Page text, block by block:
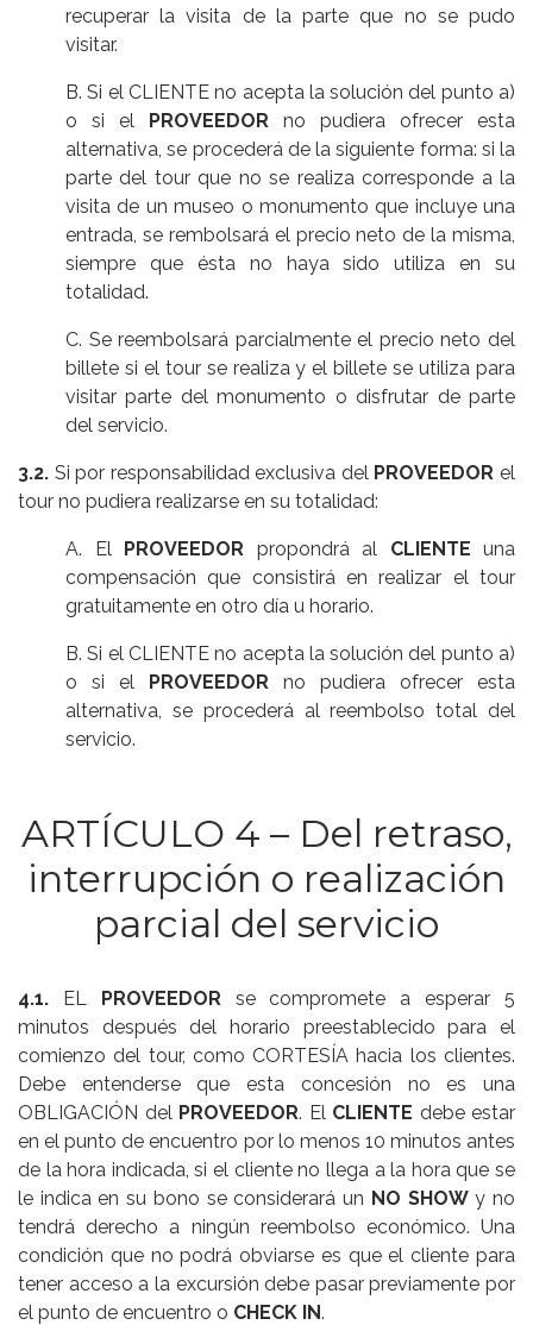
recuperar la visita de la parte que no se pudo
visitar.
B. Si el CLIENTE no acepta la solución del punto a)
o si el PROVEEDOR no pudiera ofrecer esta
alternativa, se procederá de la siguiente forma: si la
parte del tour que no se realiza corresponde a la
visita de un museo o monumento que incluye una
entrada, se rembolsará el precio neto de la misma,
siempre que ésta no haya sido utiliza en su
totalidad.
C. Se reembolsará parcialmente el precio neto del
billete si el tour se realiza y el billete se utiliza para
visitar parte del monumento o disfrutar de parte
del servicio.
3.2. Si por responsabilidad exclusiva del PROVEEDOR el
tour no pudiera realizarse en su totalidad:
A. El PROVEEDOR propondrá al CLIENTE una
compensación que consistirá en realizar el tour
gratuitamente en otro día u horario.
B. Si el CLIENTE no acepta la solución del punto a)
o si el PROVEEDOR no pudiera ofrecer esta
alternativa, se procederá al reembolso total del
servicio.
ARTÍCULO 4 – Del retraso,
interrupción o realización
parcial del servicio
4.1. EL PROVEEDOR se compromete a esperar 5
minutos después del horario preestablecido para el
comienzo del tour, como CORTESÍA hacia los clientes.
Debe entenderse que esta concesión no es una
OBLIGACIÓN del PROVEEDOR. El CLIENTE debe estar
en el punto de encuentro por lo menos 10 minutos antes
de la hora indicada, si el cliente no llega a la hora que se
le indica en su bono se considerará un NO SHOWy no
tendrá derecho a ningún reembolso económico. Una
condición que no podrá obviarse es que el cliente para
tener acceso a la excursión debe pasar previamente por
el punto de encuentro o CHECK IN.